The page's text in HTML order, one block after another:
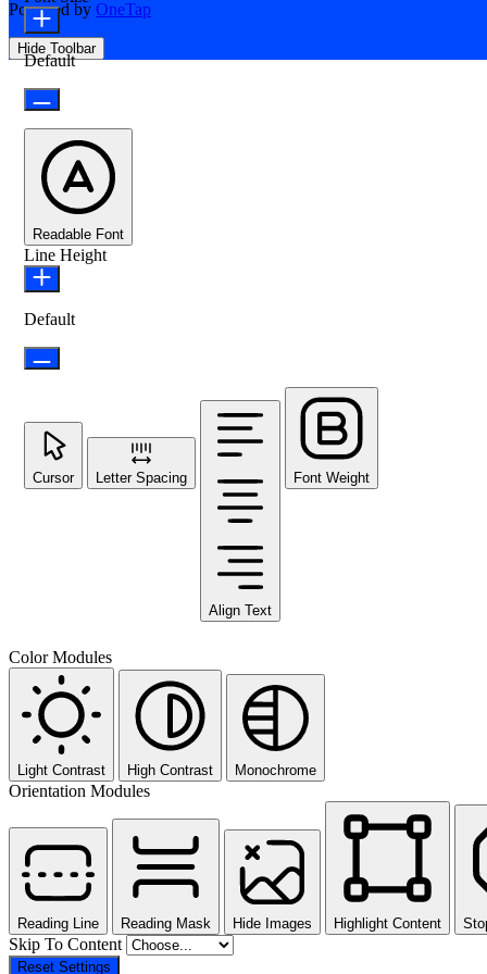
Powered by OneTap
Hide Toolbar
Default
Readable Font
Line Height
Default
Cursor Letter Spacing
Align Text
Font Weight
Color Modules
Light Contrast High Contrast Monochrome
Orientation Modules
Reading Line Reading Mask Hide Images Highlight Content
Skip To Content
Reset Settings